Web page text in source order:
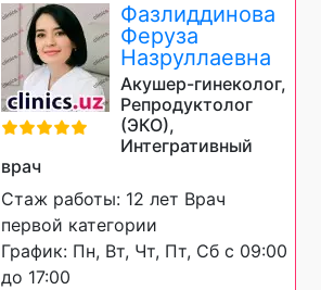
Фазлиддинова
Феруза
Назруллаевна
Акушер-гинеколог,
Репродуктолог
(ЭКО),
Интегративный
врач
Стаж работы: 12 лет Врач
первой категории
График: Пн, Вт, Чт, Пт, Сб с 09:00
до 17:00